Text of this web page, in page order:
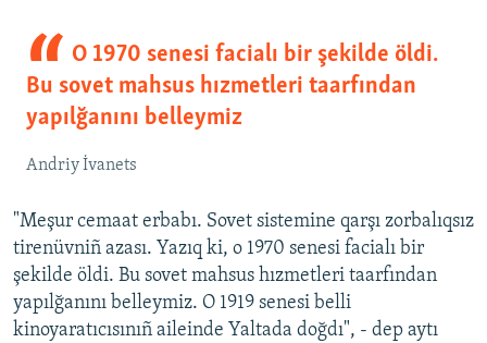
O 1970 senesi facialı bir şekilde öldi.
Bu sovet mahsus hızmetleri taarfından
yapılğanını belleymiz
Andriy İvanets
"Meşur cemaat erbabı. Sovet sistemine qarşı zorbalıqsız
tirenüvniñ azası. Yazıq ki, o 1970 senesi facialı bir
şekilde öldi. Bu sovet mahsus hızmetleri taarfından
yapılğanını belleymiz. O 1919 senesi belli
kinoyaratıcısınıñ aileinde Yaltada doğdı", - dep aytı